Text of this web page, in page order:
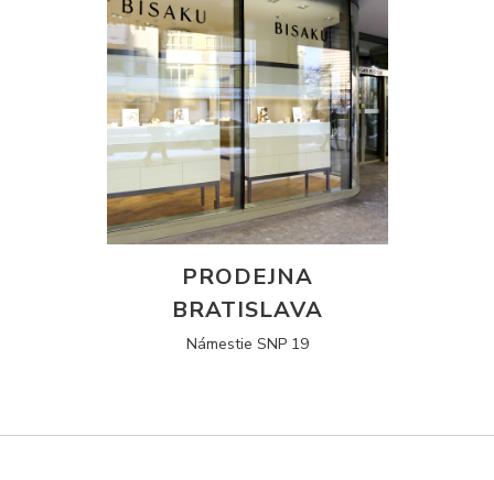
PRODEJNA
BRATISLAVA
Námestie SNP 19